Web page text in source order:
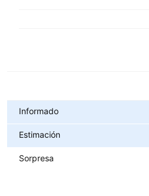
Informado
Estimación
Sorpresa